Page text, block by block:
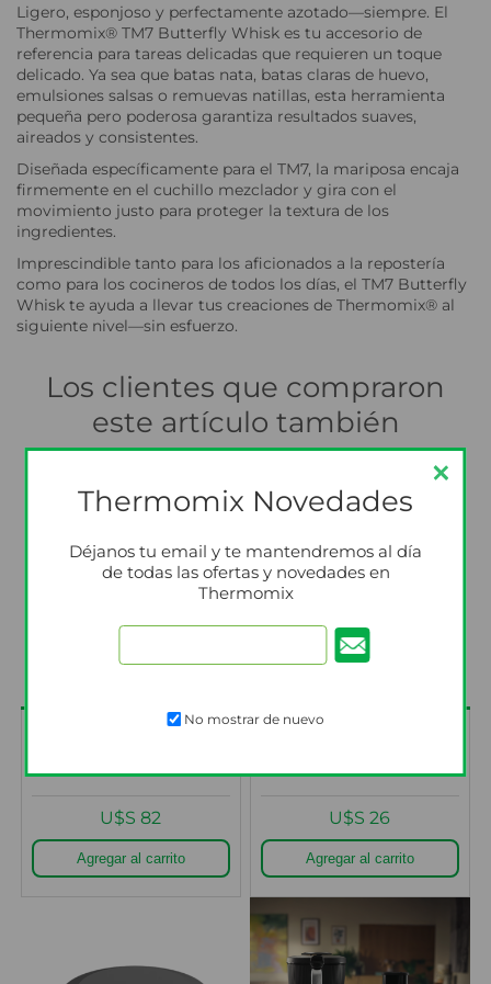
Ligero, esponjoso y perfectamente azotado—siempre. El
Thermomix® TM7 Butterfly Whisk es tu accesorio de
referencia para tareas delicadas que requieren un toque
delicado. Ya sea que batas nata, batas claras de huevo,
emulsiones salsas o remuevas natillas, esta herramienta
pequeña pero poderosa garantiza resultados suaves,
aireados y consistentes.
Diseñada específicamente para el TM7, la mariposa encaja
firmemente en el cuchillo mezclador y gira con el
movimiento justo para proteger la textura de los
ingredientes.
Imprescindible tanto para los aficionados a la repostería
como para los cocineros de todos los días, el TM7 Butterfly
Whisk te ayuda a llevar tus creaciones de Thermomix® al
siguiente nivel—sin esfuerzo.
Los clientes que compraron
este artículo también
compraron
Cuchillas TM6 y TM7
U$S 82
Espátula TM7
U$S 26
Thermomix Novedades
Déjanos tu email y te mantendremos al día
de todas las ofertas y novedades en
Thermomix
No mostrar de nuevo